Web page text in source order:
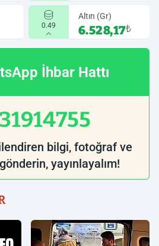
0.49
Altın (Gr)
6.528,17₺
İhbar Hattı
bilgi, fotoğraf ve
yayınlayalım!